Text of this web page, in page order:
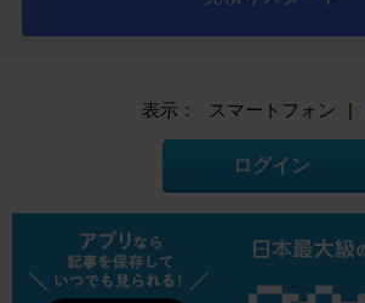
表示： スマートフォン |
ログイン